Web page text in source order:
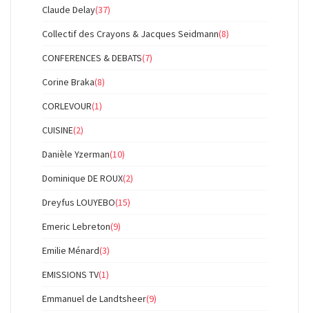
Claude Delay(37)
Collectif des Crayons & Jacques Seidmann(8)
CONFERENCES & DEBATS(7)
Corine Braka(8)
CORLEVOUR(1)
CUISINE(2)
Danièle Yzerman(10)
Dominique DE ROUX(2)
Dreyfus LOUYEBO(15)
Emeric Lebreton(9)
Emilie Ménard(3)
EMISSIONS TV(1)
Emmanuel de Landtsheer(9)